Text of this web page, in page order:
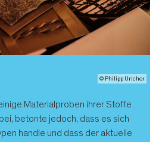
© Philipp Uricher
Materialproben ihrer Stoffe
betonte jedoch, dass es sich
handle und dass der aktuelle